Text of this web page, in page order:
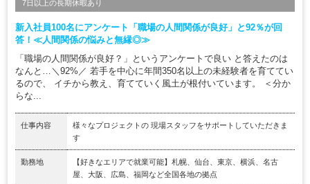
7日以上の長期休暇あり
新入社員100名にアンケート「職場の人間関係が良好」と92％が回
答！≪人間関係の悩みと無縁◎≫
「職場の人間関係が良好？」というアンケートで良い と答えたのは
なんと…＼92%／ 若手を中心に年間350名以上の未経験者を育ててい
るので、 イチから教え、育てていく風土が根付いています。 ＜分か
らな...
仕事内容
様々なプロジェクトの 現場スタッフをサポートしていただきま
す
勤務地
【好きなエリアで就業可能】札幌、仙台、東京、横浜、名古
屋、大阪、広島、福岡など全国各地の拠点